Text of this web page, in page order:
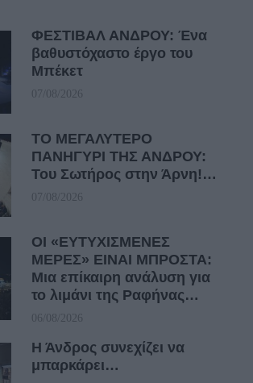
ΦΕΣΤΙΒΑΛ ΑΝΔΡΟΥ: Ένα
βαθυστόχαστο έργο του
Μπέκετ
07/08/2026
ΤΟ ΜΕΓΑΛΥΤΕΡΟ
ΠΑΝΗΓΥΡΙ ΤΗΣ ΑΝΔΡΟΥ:
Του Σωτήρος στην Άρνη!…
07/08/2026
ΟΙ «ΕΥΤΥΧΙΣΜΕΝΕΣ
ΜΕΡΕΣ» ΕΙΝΑΙ ΜΠΡΟΣΤΑ:
Μια επίκαιρη ανάλυση για
το λιμάνι της Ραφήνας…
06/08/2026
Η Άνδρος συνεχίζει να
μπαρκάρει…